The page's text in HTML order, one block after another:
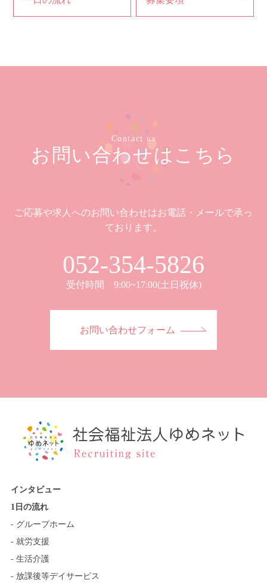
Contact us
お問い合わせはこちら
ご応募や求人へのお問い合わせはお電話・メールで承っ
ております。
052-354-5826
受付時間 9:00~17:00(土日祝休)
お問い合わせフォーム
インタビュー
1日の流れ
- グループホーム
- 就労支援
- 生活介護
- 放課後等デイサービス